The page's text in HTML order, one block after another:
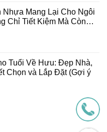
Nhựa Mang Lại Cho Ngôi
Chỉ Tiết Kiệm Mà Còn…
Tuổi Về Hưu: Đẹp Nhà,
Chọn và Lắp Đặt (Gợi ý